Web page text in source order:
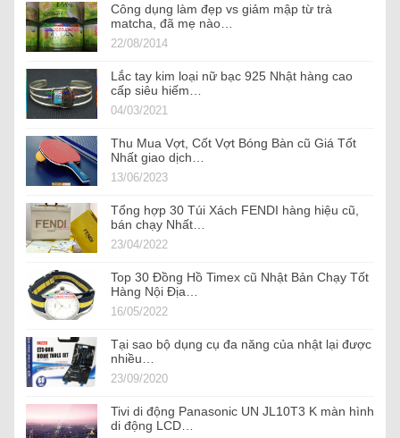
Công dụng làm đẹp vs giảm mập từ trà
matcha, đã mẹ nào…
22/08/2014
Lắc tay kim loại nữ bạc 925 Nhật hàng cao
cấp siêu hiếm…
04/03/2021
Thu Mua Vợt, Cốt Vợt Bóng Bàn cũ Giá Tốt
Nhất giao dịch…
13/06/2023
Tổng hợp 30 Túi Xách FENDI hàng hiệu cũ,
bán chạy Nhất…
23/04/2022
Top 30 Đồng Hồ Timex cũ Nhật Bản Chạy Tốt
Hàng Nội Địa…
16/05/2022
Tại sao bộ dụng cụ đa năng của nhật lại được
nhiều…
23/09/2020
Tivi di động Panasonic UN JL10T3 K màn hình
di động LCD…